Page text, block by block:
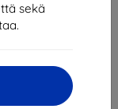
sekä
12,51 €/kpl
11,82 €/kpl